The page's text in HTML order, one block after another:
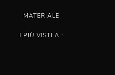
MATERIALE
I PIÙ VISTI A :